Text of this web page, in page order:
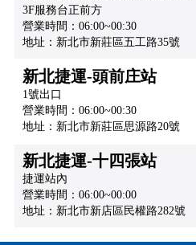
3F服務台正前方
營業時間：06:00~00:30
地址：新北市新莊區五工路35號
新北捷運-頭前庄站
1號出口
營業時間：06:00~00:30
地址：新北市新莊區思源路20號
新北捷運-十四張站
捷運站內
營業時間：06:00~00:00
地址：新北市新店區民權路282號